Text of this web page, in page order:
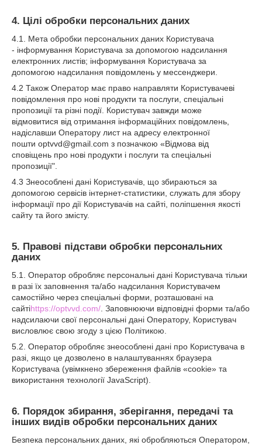
4. Цілі обробки персональних даних
4.1. Мета обробки персональних даних Користувача
- інформування Користувача за допомогою надсилання
електронних листів; інформування Користувача за
допомогою надсилання повідомлень у мессенджери.
4.2 Також Оператор має право направляти Користувачеві
повідомлення про нові продукти та послуги, спеціальні
пропозиції та різні події. Користувач завжди може
відмовитися від отримання інформаційних повідомлень,
надіславши Оператору лист на адресу електронної
пошти optvvd@gmail.com з позначкою «Відмова від
сповіщень про нові продукти і послуги та спеціальні
пропозиції".
4.3 Знеособлені дані Користувачів, що збираються за
допомогою сервісів інтернет-статистики, служать для збору
інформації про дії Користувачів на сайті, поліпшення якості
сайту та його змісту.
5. Правові підстави обробки персональних
даних
5.1. Оператор обробляє персональні дані Користувача тільки
в разі їх заповнення та/або надсилання Користувачем
самостійно через спеціальні форми, розташовані на
сайтіhttps://optvvd.com/ . Заповнюючи відповідні форми та/або
надсилаючи свої персональні дані Оператору, Користувач
висловлює свою згоду з цією Політикою.
5.2. Оператор обробляє знеособлені дані про Користувача в
разі, якщо це дозволено в налаштуваннях браузера
Користувача (увімкнено збереження файлів «cookie» та
використання технології JavaScript).
6. Порядок збирання, зберігання, передачі та
інших видів обробки персональних даних
Безпека персональних даних, які обробляються Оператором,